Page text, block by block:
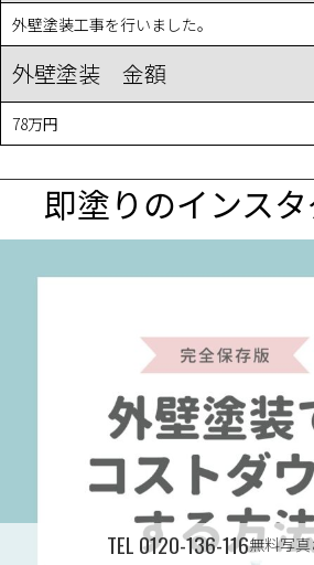
外壁塗装工事を行いました。
外壁塗装 金額
78万円
即塗りのインス
✨ 賢いお金の使い方！外壁塗装でコストダ
TEL 0120-136-116無料写真